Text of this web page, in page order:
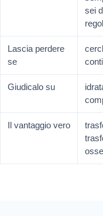
sei
Lascia perdere
se
Giudicalo su
Il vantaggio vero